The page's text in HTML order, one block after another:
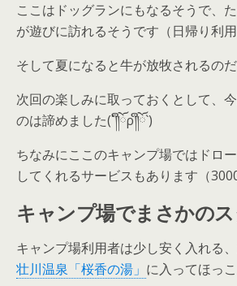
ここはドッグランにもなるそうで、
が遊びに訪れるそうです（日帰り利用
そして夏になると牛が放牧されるのだ
次回の楽しみに取っておくとして、
のは諦めました(´༎ོρ༎ོ`)
ちなみにここのキャンプ場ではドロ
してくれるサービスもあります（
キャンプ場でまさかの
キャンプ場利用者は少し安く入れる
壮川温泉「桜香の湯」 に入ってほっこ